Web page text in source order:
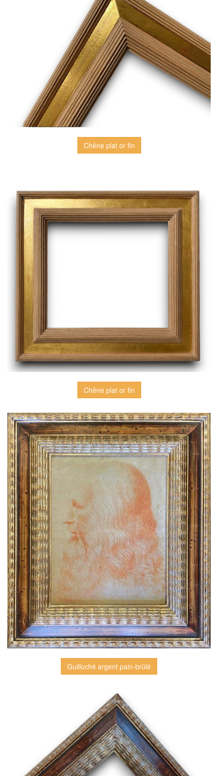
Chêne plat or fin
Chêne plat or fin
Guilloché argent pain-brûlé